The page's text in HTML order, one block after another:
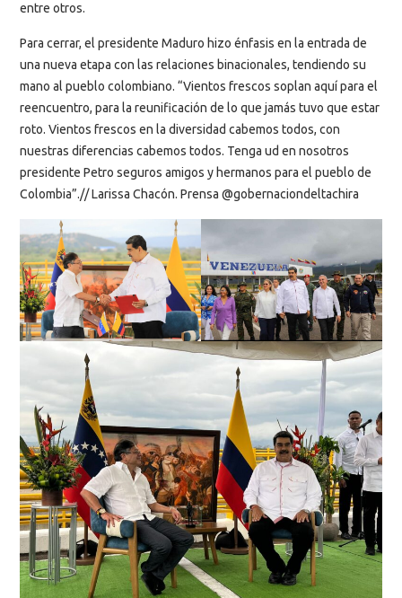
entre otros.
Para cerrar, el presidente Maduro hizo énfasis en la entrada de
una nueva etapa con las relaciones binacionales, tendiendo su
mano al pueblo colombiano. “Vientos frescos soplan aquí para el
reencuentro, para la reunificación de lo que jamás tuvo que estar
roto. Vientos frescos en la diversidad cabemos todos, con
nuestras diferencias cabemos todos. Tenga ud en nosotros
presidente Petro seguros amigos y hermanos para el pueblo de
Colombia”.// Larissa Chacón. Prensa @gobernaciondeltachira